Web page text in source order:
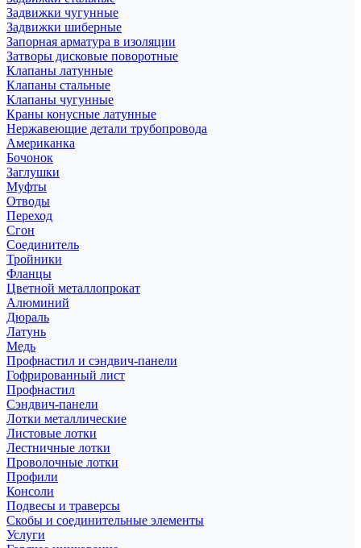
Задвижки чугунные
Задвижки шиберные
Запорная арматура в изоляции
Затворы дисковые поворотные
Клапаны латунные
Клапаны стальные
Клапаны чугунные
Краны конусные латунные
Нержавеющие детали трубопровода
Американка
Бочонок
Заглушки
Муфты
Отводы
Переход
Сгон
Соединитель
Тройники
Фланцы
Цветной металлопрокат
Алюминий
Дюраль
Латунь
Медь
Профнастил и сэндвич-панели
Гофрированный лист
Профнастил
Сэндвич-панели
Лотки металлические
Листовые лотки
Лестничные лотки
Проволочные лотки
Профили
Консоли
Подвесы и траверсы
Скобы и соединительные элементы
Услуги